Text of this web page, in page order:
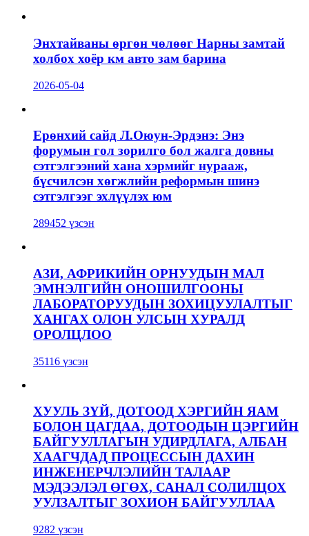
Энхтайваны өргөн чөлөөг Нарны замтай
холбох хоёр км авто зам барина
2026-05-04
Ерөнхий сайд Л.Оюун-Эрдэнэ: Энэ
форумын гол зорилго бол жалга довны
сэтгэлгээний хана хэрмийг нурааж,
бүсчилсэн хөгжлийн реформын шинэ
сэтгэлгээг эхлүүлэх юм
289452 үзсэн
АЗИ, АФРИКИЙН ОРНУУДЫН МАЛ
ЭМНЭЛГИЙН ОНОШИЛГООНЫ
ЛАБОРАТОРУУДЫН ЗОХИЦУУЛАЛТЫГ
ХАНГАХ ОЛОН УЛСЫН ХУРАЛД
ОРОЛЦЛОО
35116 үзсэн
ХУУЛЬ ЗҮЙ, ДОТООД ХЭРГИЙН ЯАМ
БОЛОН ЦАГДАА, ДОТООДЫН ЦЭРГИЙН
БАЙГУУЛЛАГЫН УДИРДЛАГА, АЛБАН
ХААГЧДАД ПРОЦЕССЫН ДАХИН
ИНЖЕНЕРЧЛЭЛИЙН ТАЛААР
МЭДЭЭЛЭЛ ӨГӨХ, САНАЛ СОЛИЛЦОХ
УУЛЗАЛТЫГ ЗОХИОН БАЙГУУЛЛАА
9282 үзсэн